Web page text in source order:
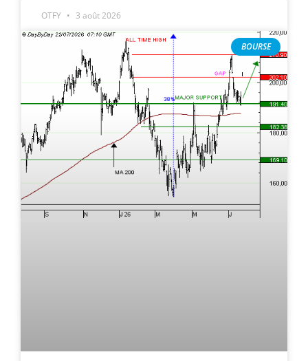
OTFY 3 août 2026
BOURSE